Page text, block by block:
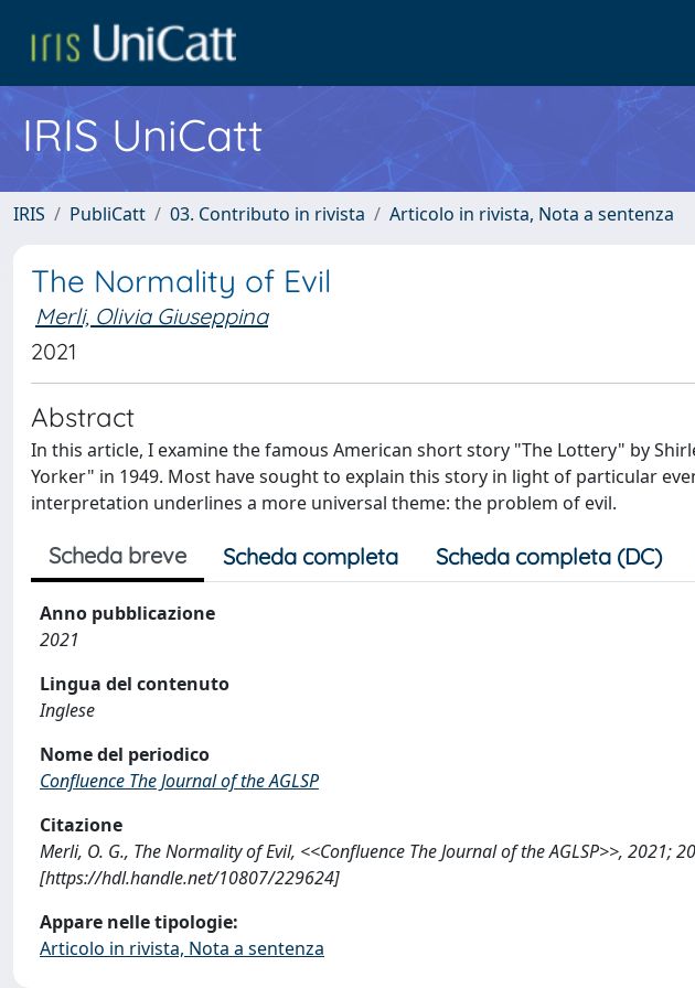
IRIS UniCatt
IRIS PubliCatt 03. Contributo in rivista Articolo in rivista, Nota a sentenza
The Normality of Evil
Merli, Olivia Giuseppina
2021
Abstract
In this article, I examine the famous American short story "The Lottery" by
Yorker" in 1949. Most have sought to explain this story in light of particular
interpretation underlines a more universal theme: the problem of evil.
Scheda breve Scheda completa Scheda completa (DC)
Anno pubblicazione
2021
Lingua del contenuto
Inglese
Nome del periodico
Confluence The Journal of the AGLSP
Citazione
Merli, O. G., The Normality of Evil, <<Confluence The Journal of the AGLSP>>, 2021;
[https://hdl.handle.net/10807/229624]
Appare nelle tipologie:
Articolo in rivista, Nota a sentenza